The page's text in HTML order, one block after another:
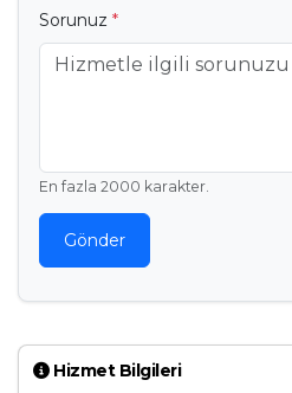
Hizmet Bilgileri
Sorunuz *
En fazla 2000 karakter.
Gönder